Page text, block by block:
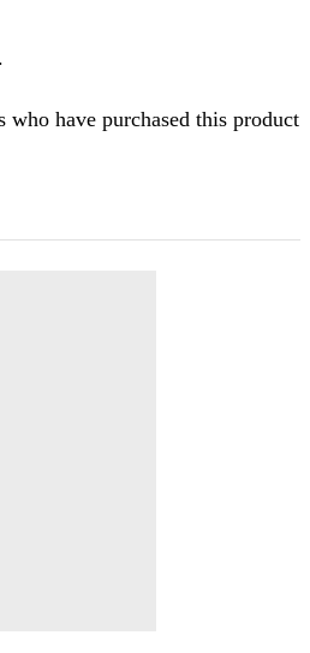
who have purchased this product